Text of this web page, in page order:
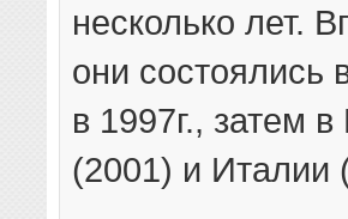
несколько лет.
они состоялись
в 1997г., затем
(2001) и Италии